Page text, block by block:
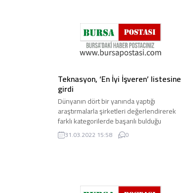
Teknasyon, ‘En İyi İşveren’ listesine
girdi
Dünyanın dört bir yanında yaptığı
araştırmalarla şirketleri değerlendirerek
farklı kategorilerde başarılı bulduğu
firmaları ödüllendiren Great ...
31.03.2022 15:58 0